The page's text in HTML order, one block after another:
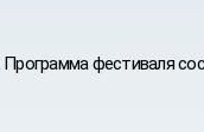
фестиваля